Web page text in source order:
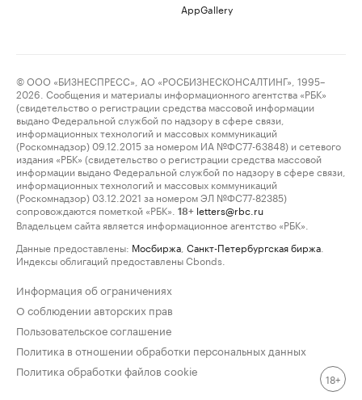
AppGallery
© ООО «БИЗНЕСПРЕСС», АО «РОСБИЗНЕСКОНСАЛТИНГ», 1995–
2026. Сообщения и материалы информационного агентства «РБК»
(свидетельство о регистрации средства массовой информации
выдано Федеральной службой по надзору в сфере связи,
информационных технологий и массовых коммуникаций
(Роскомнадзор) 09.12.2015 за номером ИА №ФС77-63848) и сетевого
издания «РБК» (свидетельство о регистрации средства массовой
информации выдано Федеральной службой по надзору в сфере связи,
информационных технологий и массовых коммуникаций
(Роскомнадзор) 03.12.2021 за номером ЭЛ №ФС77-82385)
сопровождаются пометкой «РБК».
18+ letters@rbc.ru
Владельцем сайта является информационное агентство «РБК».
Данные предоставлены: Мосбиржа Санкт-Петербургская биржа
Индексы облигаций предоставлены Cbonds.
Информация об ограничениях
О соблюдении авторских прав
Пользовательское соглашение
Политика в отношении обработки персональных данных
Политика обработки файлов cookie
18+